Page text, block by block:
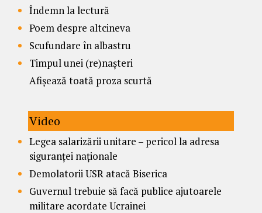
Îndemn la lectură
Poem despre altcineva
Scufundare în albastru
Timpul unei (re)nașteri
Afișează toată proza scurtă
Video
Legea salarizării unitare – pericol la adresa
siguranței naționale
Demolatorii USR atacă Biserica
Guvernul trebuie să facă publice ajutoarele
militare acordate Ucrainei